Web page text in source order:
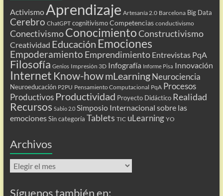
ActivismoAprendizaje Artesanía 2.0 Barcelona Big Data
Cerebro ChatGPT cognitivismo Competencias conductivismo
ConectivismoConocimientoConstructivismo
Creatividad Educación Emociones
Empoderamiento Emprendimiento Entrevistas PqA
Filosofía Genios Impresión 3D Infografía Informe Pisa Innovación
Internet Know-howmLearning Neurociencia
Neuroeducación P2PU Pensamiento Computacional PqA Procesos
Productivos Productividad Proyecto Didáctico Realidad
Recursos Sabio 2.0 Simposio Internacional sobre las
emociones Sin categoría Tablets TIC uLearning YO
Archivos
Archivos
Síguenos también en: